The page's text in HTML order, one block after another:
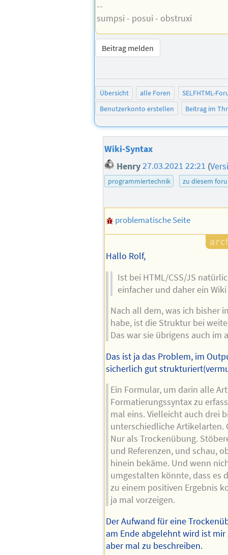
--
sumpsi - posui - obstruxi
Beitrag melden
Übersicht alle Foren
SELFHTML-
Benutzerkonto erstellen
Beitrag im
Wiki-Syntax
Henry27.03.2021 22:21 (
programmiertechnik zu diesem
problematische Seite
Hallo Rolf,
Ist bei HTML/CSS/JS
einfacher und daher ein
Nach all dem, was ich bisher
habe, ist die Struktur bei
Das war sie übrigens auch
Das ist ja das Problem, im
sicherlich gut
Ein Formular, um darin alle
Formatierungssyntax zu
mal eins. Vielleicht auch drei
unterschiedliche Artikelarten.
Nur als Trockenübung.
und Referenzen, und schau,
hinein bekäme. Und wenn
umgestalten könnte, dass es
zu einem positiven Ergebnis
ja mal vorzeigen.
Der Aufwand für eine
am Ende abgelehnt wird ist mir
aber mal zu beschreiben.